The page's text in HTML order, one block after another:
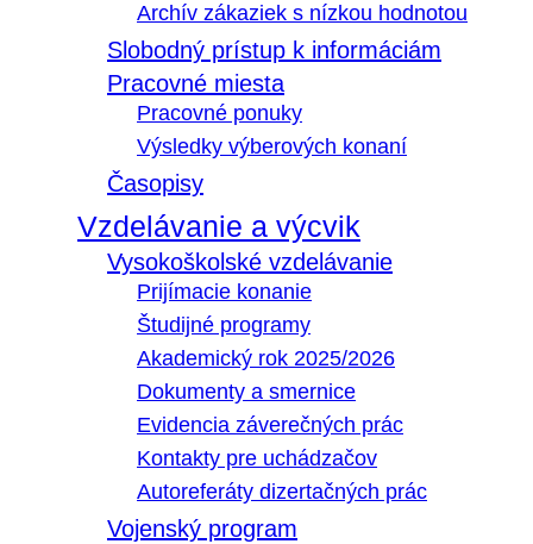
Archív zákaziek s nízkou hodnotou
Slobodný prístup k informáciám
Pracovné miesta
Pracovné ponuky
Výsledky výberových konaní
Časopisy
Vzdelávanie a výcvik
Vysokoškolské vzdelávanie
Prijímacie konanie
Študijné programy
Akademický rok 2025/2026
Dokumenty a smernice
Evidencia záverečných prác
Kontakty pre uchádzačov
Autoreferáty dizertačných prác
Vojenský program